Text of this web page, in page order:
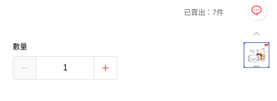
已賣出：7件
數量